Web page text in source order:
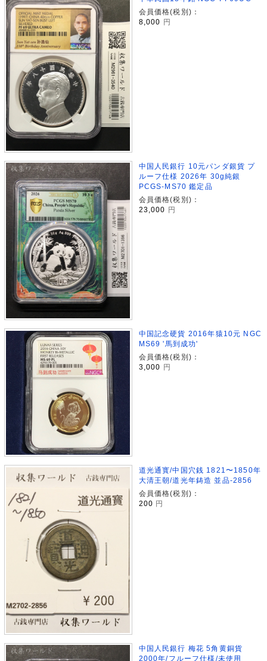
会員価格(税別)：
8,000 円
中国人民銀行 10元パンダ銀貨 プ
ルーフ仕様 2026年 30g純銀
PCGS-MS70 鑑定品
会員価格(税別)：
23,000
円
中国記念硬貨 2016年猿10元 NGC
MS69 '馬到成功'
会員価格(税別)：
3,000
円
道光通寳/中国穴銭 1821〜1850年
大清王朝/道光年鋳造 並品-2856
会員価格(税別)：
200 円
中国人民銀行 梅花 5角黄銅貨
2000年/フルーフ仕様/未使用